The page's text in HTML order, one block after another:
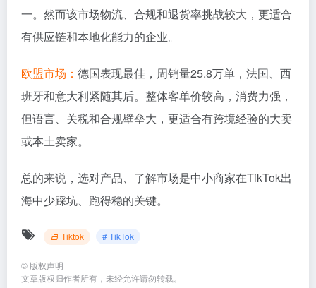
一。然而该市场物流、合规和退货率挑战较大，更适合
有供应链和本地化能力的企业。
欧盟市场： 德国表现最佳，周销量25.8万单，法国、西
班牙和意大利紧随其后。整体客单价较高，消费力强，
但语言、关税和合规壁垒大，更适合有跨境经验的大卖
或本土卖家。
总的来说，选对产品、了解市场是中小商家在TikTok出
海中少踩坑、跑得稳的关键。
Tiktok # TikTok
© 版权声明
文章版权归作者所有，未经允许请勿转载。